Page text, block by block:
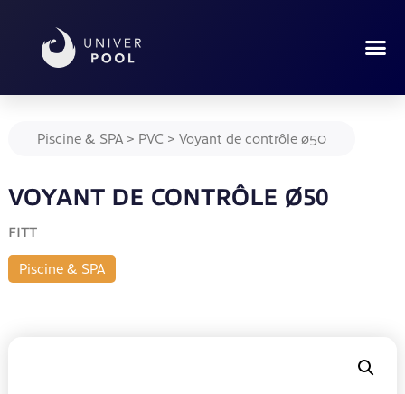
Piscine & SPA> PVC > Voyant de contrôle ø50
VOYANT DE CONTRÔLE Ø50
FITT
Piscine & SPA